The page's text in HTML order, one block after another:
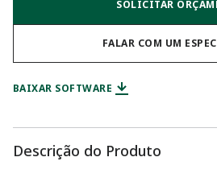
SOLICITAR
FALAR COM UM
BAIXAR SOFTWARE
Descrição do Produto